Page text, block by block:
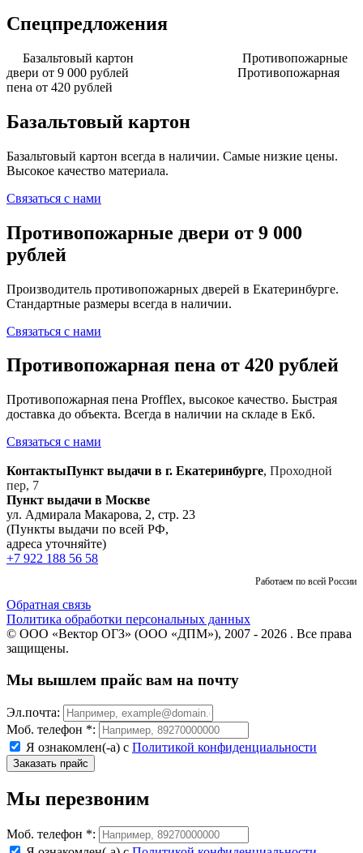
Спецпредложения
Базальтовый картон
Противопожарные
двери от 9 000 рублей
Противопожарная
пена от 420 рублей
Базальтовый картон
Базальтовый картон всегда в наличии. Самые низкие цены.
Высокое качество материала.
Связаться с нами
Противопожарные двери от 9 000
рублей
Производитель противопожарных дверей в Екатеринбурге.
Стандартные размеры всегда в наличии.
Связаться с нами
Противопожарная пена от 420 рублей
Противопожарная пена Profflex, высокое качество. Быстрая
доставка до объекта. Всегда в наличии на складе в Екб.
Связаться с нами
КонтактыПункт выдачи в г. Екатеринбурге, Проходной
пер, 7
Пункт выдачи в Москве
ул. Адмирала Макарова, 2, стр. 23
(Пункты выдачи по всей РФ,
адреса уточняйте)
+7 922 188 56 58
Работаем по всей России
Обратная связь
Политика обработки персональных данных
© ООО «Вектор ОГЗ» (ООО «ДПМ»), 2007 - 2026 . Все права
защищены.
Мы вышлем прайс вам на почту
Эл.почта:
Моб. телефон *:
Я ознакомлен(-а) с Политикой конфиденциальности
Мы перезвоним
Моб. телефон *: